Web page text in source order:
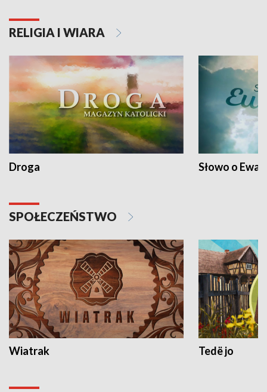
RELIGIA I WIARA
Droga Słowo o
SPOŁECZEŃSTWO
Wiatrak Tedë jo